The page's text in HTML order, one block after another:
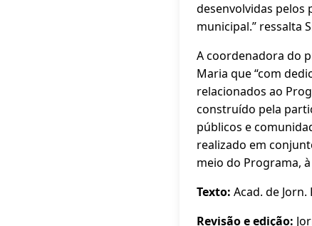
desenvolvidas pelos
municipal.” ressalta
A coordenadora do
Maria que “com
relacionados ao
construído pela
públicos e
realizado em
meio do Programa,
Texto: Acad. de
Revisão e edição: